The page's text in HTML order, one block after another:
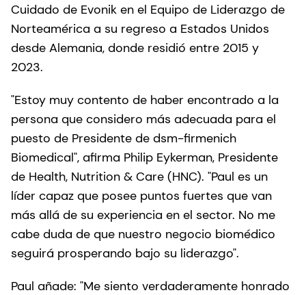
Cuidado de Evonik en el Equipo de Liderazgo de
Norteamérica a su regreso a Estados Unidos
desde Alemania, donde residió entre 2015 y
2023.
"Estoy muy contento de haber encontrado a la
persona que considero más adecuada para el
puesto de Presidente de dsm-firmenich
Biomedical", afirma Philip Eykerman, Presidente
de Health, Nutrition & Care (HNC). "Paul es un
líder capaz que posee puntos fuertes que van
más allá de su experiencia en el sector. No me
cabe duda de que nuestro negocio biomédico
seguirá prosperando bajo su liderazgo".
Paul añade: "Me siento verdaderamente honrado